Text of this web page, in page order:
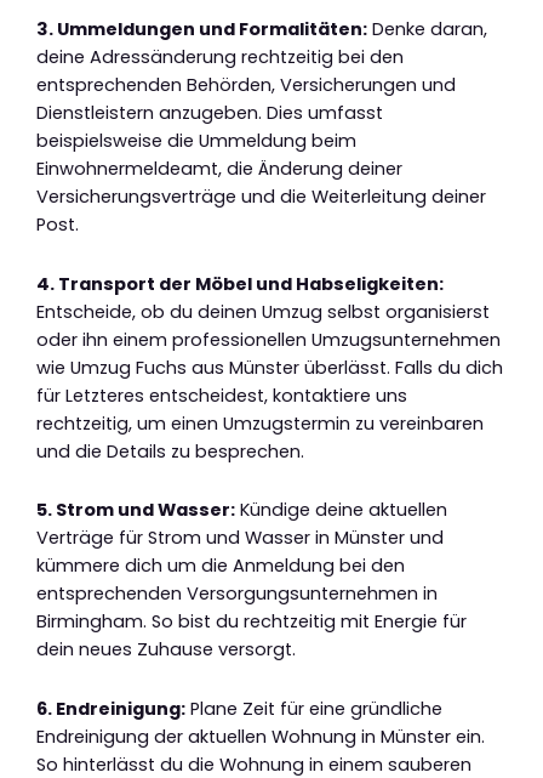
3. Ummeldungen und Formalitäten: Denke daran,
deine Adressänderung rechtzeitig bei den
entsprechenden Behörden, Versicherungen und
Dienstleistern anzugeben. Dies umfasst
beispielsweise die Ummeldung beim
Einwohnermeldeamt, die Änderung deiner
Versicherungsverträge und die Weiterleitung deiner
Post.
4. Transport der Möbel und Habseligkeiten:
Entscheide, ob du deinen Umzug selbst organisierst
oder ihn einem professionellen Umzugsunternehmen
wie Umzug Fuchs aus Münster überlässt. Falls du dich
für Letzteres entscheidest, kontaktiere uns
rechtzeitig, um einen Umzugstermin zu vereinbaren
und die Details zu besprechen.
5. Strom und Wasser: Kündige deine aktuellen
Verträge für Strom und Wasser in Münster und
kümmere dich um die Anmeldung bei den
entsprechenden Versorgungsunternehmen in
Birmingham. So bist du rechtzeitig mit Energie für
dein neues Zuhause versorgt.
6. Endreinigung: Plane Zeit für eine gründliche
Endreinigung der aktuellen Wohnung in Münster ein.
So hinterlässt du die Wohnung in einem sauberen